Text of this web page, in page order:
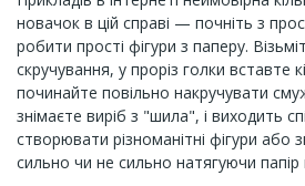
новачок в цій справі — почніть з
робити прості фігури з паперу.
скручування, у проріз голки вставте
починайте повільно накручувати
знімаєте виріб з "шила", і виходить
створювати різноманітні фігури або
сильно чи не сильно натягуючи папір